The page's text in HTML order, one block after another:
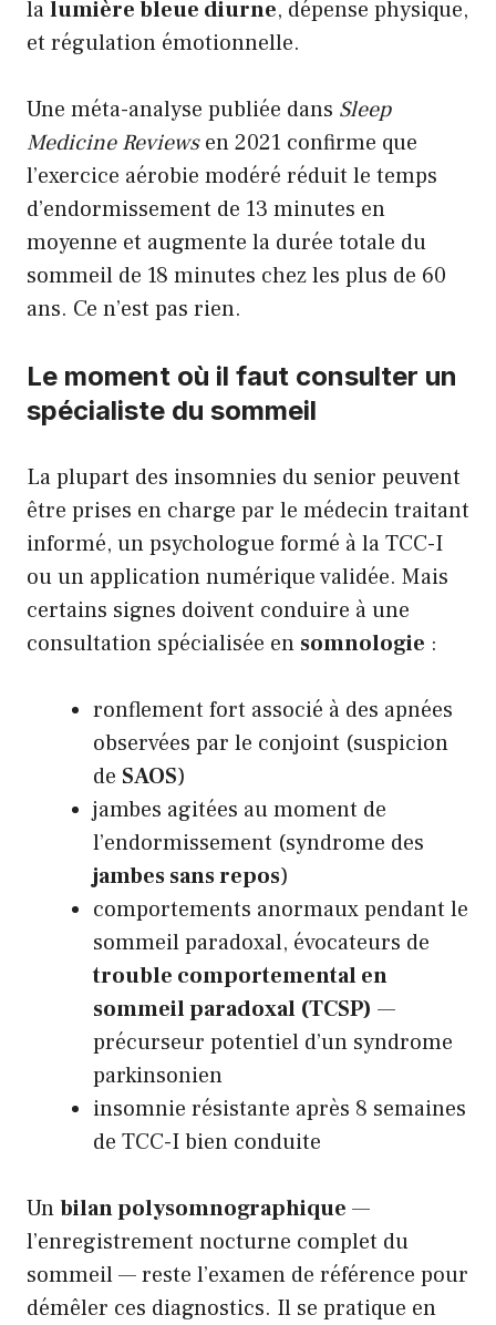
lalumière bleue diurne, dépense physique,
et régulation émotionnelle.
Une méta-analyse publiée dans Sleep
Medicine Reviewsen 2021 confirme que
l’exercice aérobie modéré réduit le temps
d’endormissement de 13 minutes en
moyenne et augmente la durée totale du
sommeil de 18 minutes chez les plus de 60
ans. Ce n’est pas rien.
Le moment où il faut consulter un
spécialiste du sommeil
La plupart des insomnies du senior peuvent
être prises en charge par le médecin traitant
informé, un psychologue formé à la TCC-I
ou un application numérique validée. Mais
certains signes doivent conduire à une
consultation spécialisée en somnologie :
ronflement fort associé à des apnées
observées par le conjoint (suspicion
de SAOS)
jambes agitées au moment de
l’endormissement (syndrome des
jambes sans repos)
comportements anormaux pendant le
sommeil paradoxal, évocateurs de
trouble comportemental en
sommeil paradoxal (TCSP) —
précurseur potentiel d’un syndrome
parkinsonien
insomnie résistante après 8 semaines
de TCC-I bien conduite
Unbilan polysomnographique —
l’enregistrement nocturne complet du
sommeil — reste l’examen de référence pour
démêler ces diagnostics. Il se pratique en